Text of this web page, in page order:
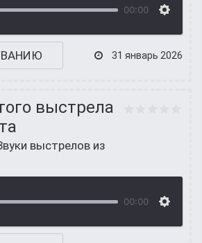
00:00
31 январь 2026
выстрела
выстрелов из
00:00